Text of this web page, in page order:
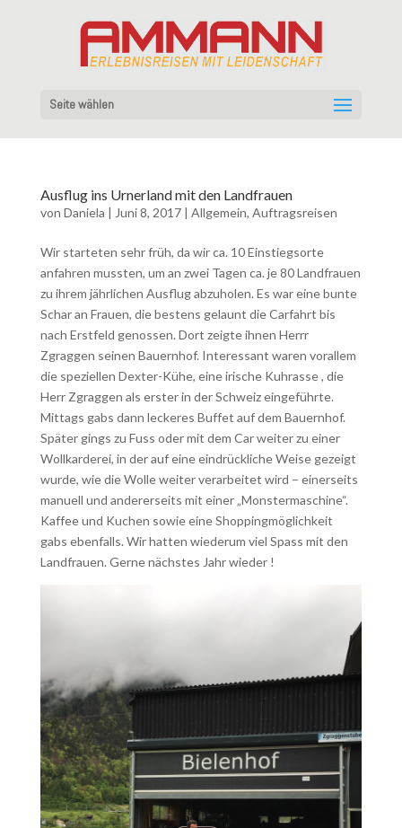
Seite wählen
Ausflug ins Urnerland mit den Landfrauen
von Daniela | Juni 8, 2017| Allgemein, Auftragsreisen
Wir starteten sehr früh, da wir ca. 10 Einstiegsorte
anfahren mussten, um an zwei Tagen ca. je 80 Landfrauen
zu ihrem jährlichen Ausflug abzuholen. Es war eine bunte
Schar an Frauen, die bestens gelaunt die Carfahrt bis
nach Erstfeld genossen. Dort zeigte ihnen Herrr
Zgraggen seinen Bauernhof. Interessant waren vorallem
die speziellen Dexter-Kühe, eine irische Kuhrasse , die
Herr Zgraggen als erster in der Schweiz eingeführte.
Mittags gabs dann leckeres Buffet auf dem Bauernhof.
Später gings zu Fuss oder mit dem Car weiter zu einer
Wollkarderei, in der auf eine eindrückliche Weise gezeigt
wurde, wie die Wolle weiter verarbeitet wird – einerseits
manuell und andererseits mit einer „Monstermaschine“.
Kaffee und Kuchen sowie eine Shoppingmöglichkeit
gabs ebenfalls. Wir hatten wiederum viel Spass mit den
Landfrauen. Gerne nächstes Jahr wieder !